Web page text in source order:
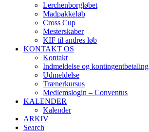
Lerchenborgløbet
Madpakkeløb
Cross Cup
Mesterskaber
KIF til andres løb
KONTAKT OS
Kontakt
Indmeldelse og kontingentbetaling
Udmeldelse
Trænerkursus
Medlemslogin – Conventus
KALENDER
Kalender
ARKIV
Search